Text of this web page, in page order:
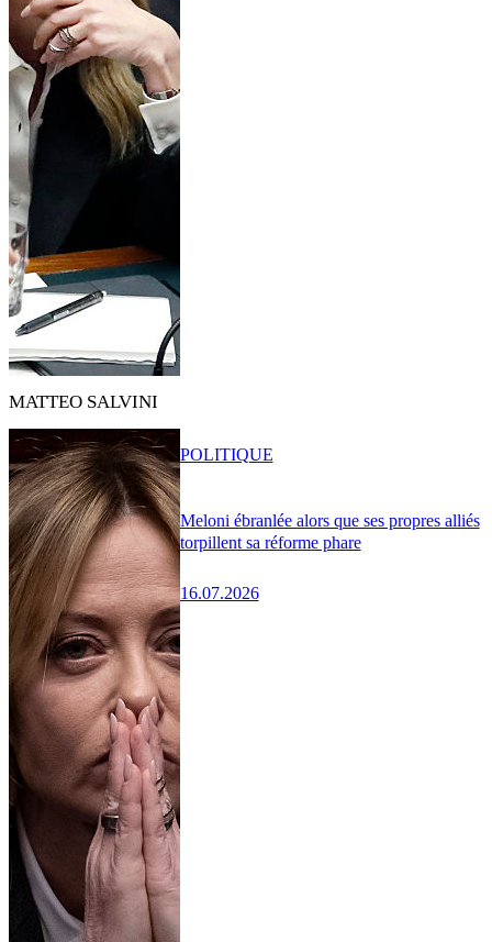
MATTEO SALVINI
Meloni ébranlée alors que ses propres alliés
torpillent sa réforme phare
16.07.2026
POLITIQUE